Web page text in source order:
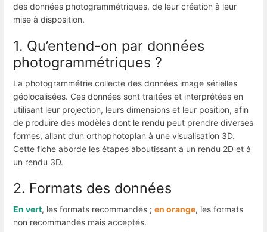
des données photogrammétriques, de leur création à leur
mise à disposition.
1. Qu’entend-on par données
photogrammétriques ?
La photogrammétrie collecte des données image sérielles
géolocalisées. Ces données sont traitées et interprétées en
utilisant leur projection, leurs dimensions et leur position, afin
de produire des modèles dont le rendu peut prendre diverses
formes, allant d’un orthophotoplan à une visualisation 3D.
Cette fiche aborde les étapes aboutissant à un rendu 2D et à
un rendu 3D.
2. Formats des données
En vert, les formats recommandés ; en orange, les formats
non recommandés mais acceptés.